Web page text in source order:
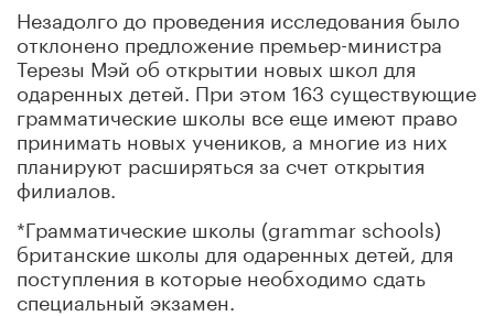
Незадолго до проведения исследования было
отклонено предложение премьер-министра
Терезы Мэй об открытии новых школ для
одаренных детей. При этом 163 существующие
грамматические школы все еще имеют право
принимать новых учеников, а многие из них
планируют расширяться за счет открытия
филиалов.
*Грамматические школы (grammar schools)
британские школы для одаренных детей, для
поступления в которые необходимо сдать
специальный экзамен.